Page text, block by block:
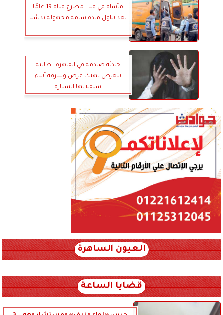
مأساة في قنا.. مصرع فتاة 19 عامًا
بعد تناول مادة سامة مجهولة بدشنا
حادثة صادمة في القاهرة.. طالبة
تتعرض لهتك عرض وسرقة أثناء
استقلالها السيارة
العيون الساهرة
قضايا الساعة